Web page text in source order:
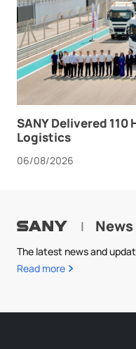
SANY Delivered
Logistics
06/08/2026
| News
The latest news and
Read more